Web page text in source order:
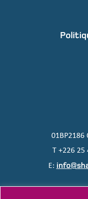
01BP2186
T +226 25
E: